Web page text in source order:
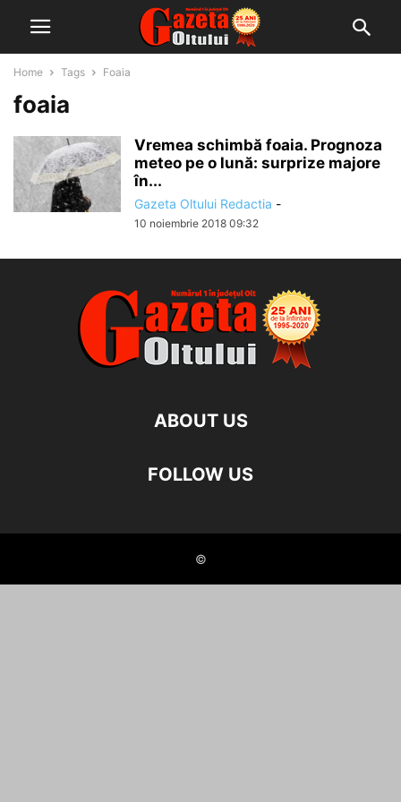
Home Tags Foaia
foaia
Vremea schimbă foaia. Prognoza
meteo pe o lună: surprize majore
în...
Gazeta Oltului Redactia -
10 noiembrie 2018 09:32
ABOUT US
FOLLOW US
©